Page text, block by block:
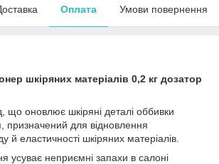
Оплата Умови повернення
шкіряних матеріалів 0,2 кг дозатор
що оновлює шкіряні деталі оббивки
призначений для відновлення
й еластичності шкіряних матеріалів.
усуває неприємні запахи в салоні